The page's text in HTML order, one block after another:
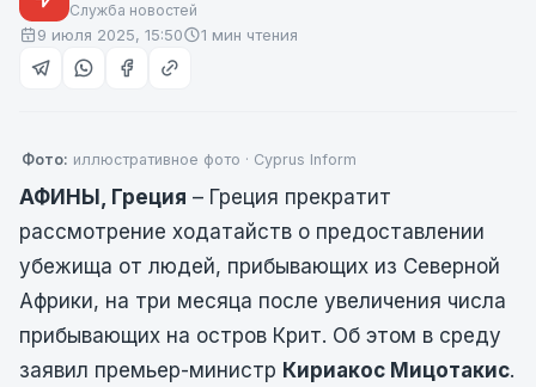
Служба новостей
9 июля 2025, 15:50 1 мин чтения
Фото: иллюстративное фото · Cyprus Inform
АФИНЫ, Греция – Греция прекратит
рассмотрение ходатайств о предоставлении
убежища от людей, прибывающих из Северной
Африки, на три месяца после увеличения числа
прибывающих на остров Крит. Об этом в среду
заявил премьер-министр Кириакос Мицотакис.